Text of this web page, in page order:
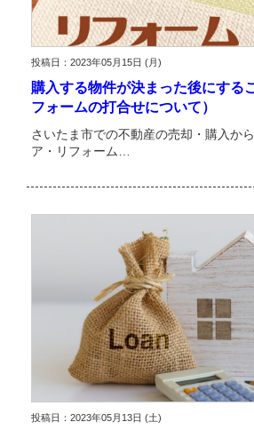
投稿日：2023年05月15日 (月)
購入する物件が決まった後にす
フォームの打合せについて）
さいたま市での不動産の売却・購入か
ア・リフォーム…
投稿日：2023年05月13日 (土)